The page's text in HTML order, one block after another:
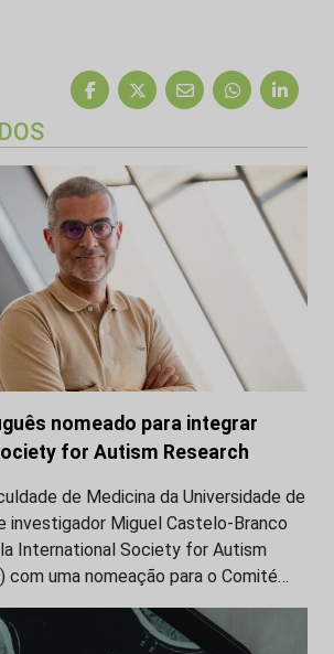
nomeado para integrar
for Autism Research
de Medicina da Universidade de
investigador Miguel Castelo-Branco
International Society for Autism
com uma nomeação para o Comité…